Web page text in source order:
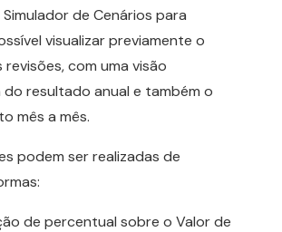
de Cenários para
visualizar previamente o
com uma visão
resultado anual e também o
mês a mês.
podem ser realizadas de
de percentual sobre o Valor de